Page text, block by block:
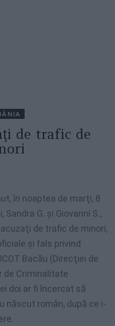
de trafic de
în noaptea de marţi, 8
G. şi Giovanni S.,
de trafic de minori,
şi fals privind
Bacău (Direcţiei de
de Criminalitate
doi ar fi încercat să
născut român, după ce i-